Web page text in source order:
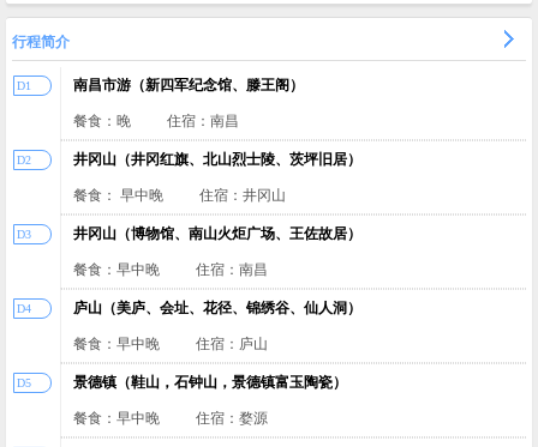
行程简介
南昌市游（新四军纪念馆、滕王阁）
餐食：晚 住宿：南昌
D1
井冈山（井冈红旗、北山烈士陵、茨坪旧居）
餐食： 早中晚 住宿：井冈山
D2
井冈山（博物馆、南山火炬广场、王佐故居）
餐食：早中晚 住宿：南昌
D3
庐山（美庐、会址、花径、锦绣谷、仙人洞）
餐食：早中晚 住宿：庐山
D4
景德镇（鞋山，石钟山，景德镇富玉陶瓷）
餐食：早中晚 住宿：婺源
D5